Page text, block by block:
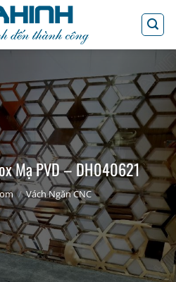
Mạ PVD – DH040621
/ Vách Ngăn CNC